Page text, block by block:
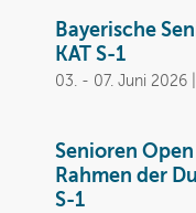
Bayerische
KAT S-1
03. - 07. Juni 2026
Senioren
Rahmen der
S-1